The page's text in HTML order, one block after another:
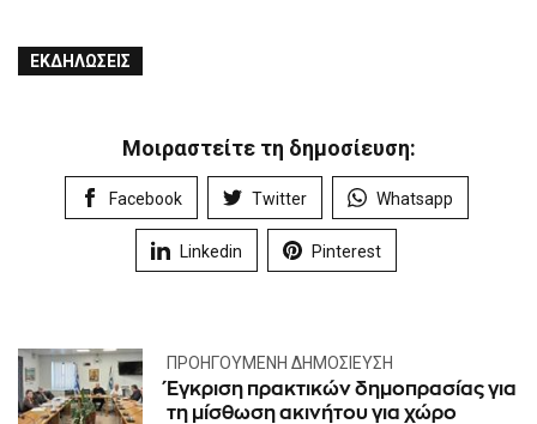
ΕΚΔΗΛΏΣΕΙΣ
Μοιραστείτε τη δημοσίευση:
Facebook Twitter Whatsapp
Linkedin Pinterest
ΠΡΟΗΓΟΎΜΕΝΗ ΔΗΜΟΣΊΕΥΣΗ
Έγκριση πρακτικών δημοπρασίας για
τη μίσθωση ακινήτου για χώρο